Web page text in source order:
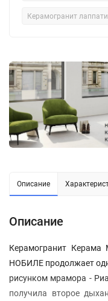
Керамогранит
Описание
Описание
Керамогранит
НОБИЛЕ продолжает
рисунком мрамора -
получила второе